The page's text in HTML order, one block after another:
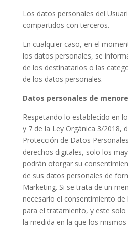
Los datos personales del
compartidos con terceros.
En cualquier caso, en el
los datos personales, se
de los destinatarios o las
de los datos personales.
Datos personales de
Respetando lo establecido en
y 7 de la Ley Orgánica 3/2018,
Protección de Datos
derechos digitales, solo los
podrán otorgar su
de sus datos personales de
Marketing. Si se trata de un
necesario el consentimiento
para el tratamiento, y este solo
la medida en la que los